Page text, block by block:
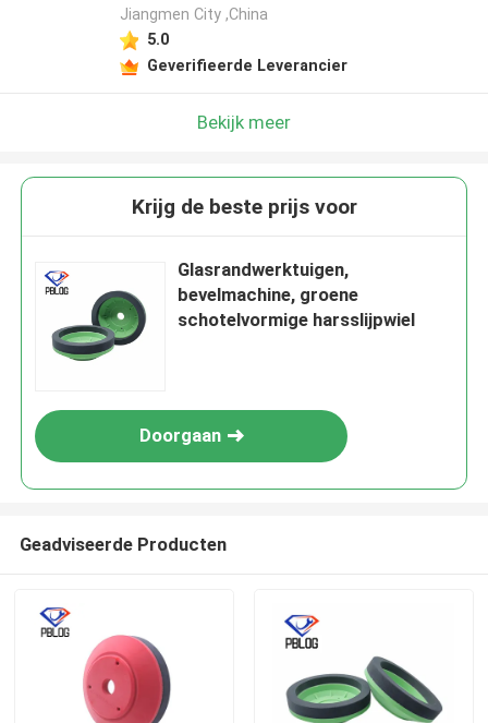
Jiangmen City ,China
5.0
Geverifieerde Leverancier
Bekijk meer
Krijg de beste prijs voor
Glasrandwerktuigen,
bevelmachine, groene
schotelvormige harsslijpwiel
Doorgaan
Geadviseerde Producten